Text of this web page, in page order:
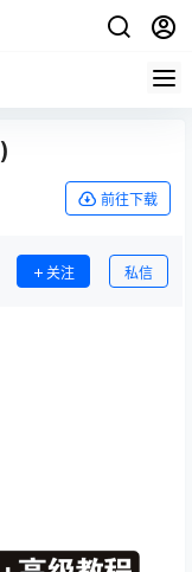
前往下载
关注 私信